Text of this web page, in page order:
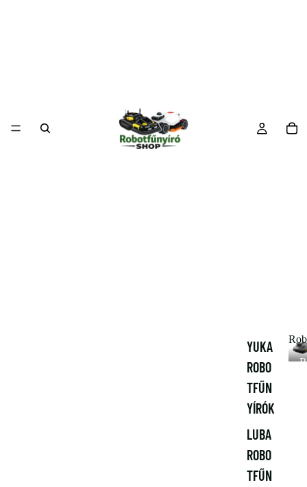
YUKA
ROBO
TFŰN
YÍRÓK
LUBA
ROBO
TFŰN
R